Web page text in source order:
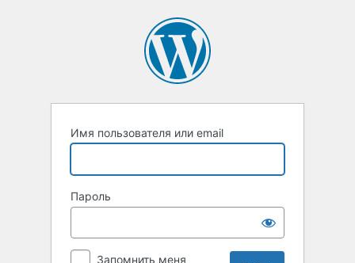
Имя пользователя или email
Пароль
Запомнить меня